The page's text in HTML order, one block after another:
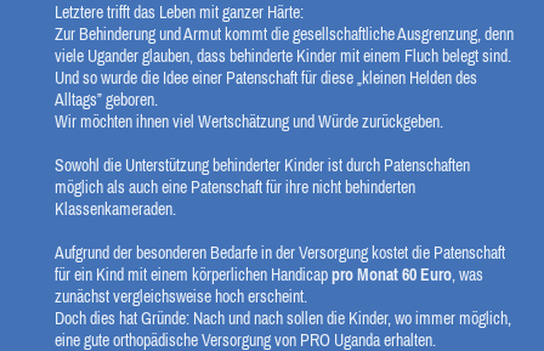
Letztere trifft das Leben mit ganzer Härte:
Zur Behinderung und Armut kommt die gesellschaftliche Ausgrenzung, denn
viele Ugander glauben, dass behinderte Kinder mit einem Fluch belegt sind.
Und so wurde die Idee einer Patenschaft für diese „kleinen Helden des
Alltags” geboren.
Wir möchten ihnen viel Wertschätzung und Würde zurückgeben.
Sowohl die Unterstützung behinderter Kinder ist durch Patenschaften
möglich als auch eine Patenschaft für ihre nicht behinderten
Klassenkameraden.
Aufgrund der besonderen Bedarfe in der Versorgung kostet die Patenschaft
für ein Kind mit einem körperlichen Handicappro Monat 60 Euro , was
zunächst vergleichsweise hoch erscheint.
Doch dies hat Gründe: Nach und nach sollen die Kinder, wo immer möglich,
eine gute orthopädische Versorgung von PRO Uganda erhalten.